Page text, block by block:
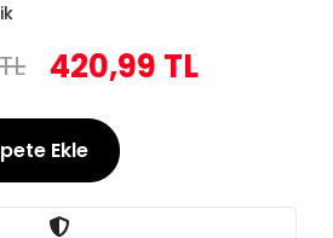
420,99 TL
Ekle